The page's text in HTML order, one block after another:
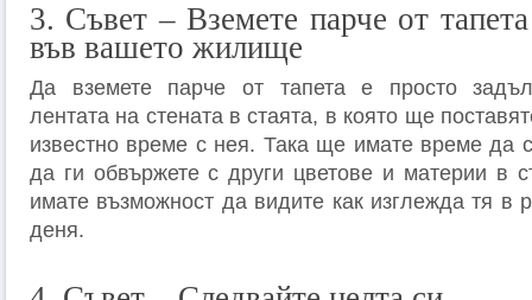
3. Съвет – Вземете парче от
във вашето жилище
Да вземете парче от тапета е просто
лентата на стената в стаята, в която ще
известно време с нея. Така ще имате време да
да ги обвържете с други цветове и материи в
имате възможност да видите как изглежда тя в
деня.